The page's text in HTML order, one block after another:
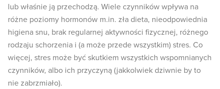
lub właśnie ją przechodzą. Wiele czynników wpływa na
różne poziomy hormonów m.in. zła dieta, nieodpowiednia
higiena snu, brak regularnej aktywności fizycznej, różnego
rodzaju schorzenia i (a może przede wszystkim) stres. Co
więcej, stres może być skutkiem wszystkich wspomnianych
czynników, albo ich przyczyną (jakkolwiek dziwnie by to
nie zabrzmiało).